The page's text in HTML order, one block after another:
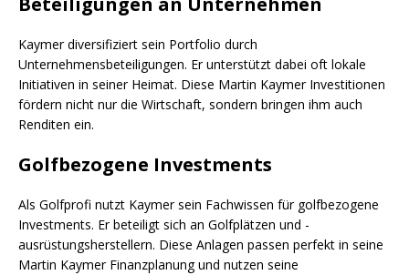
Kaymer diversifiziert sein Portfolio durch
Unternehmensbeteiligungen. Er unterstützt dabei oft lokale
Initiativen in seiner Heimat. Diese Martin Kaymer Investitionen
fördern nicht nur die Wirtschaft, sondern bringen ihm auch
Renditen ein.
Golfbezogene Investments
Als Golfprofi nutzt Kaymer sein Fachwissen für golfbezogene
Investments. Er beteiligt sich an Golfplätzen und -
ausrüstungsherstellern. Diese Anlagen passen perfekt in seine
Martin Kaymer Finanzplanung und nutzen seine